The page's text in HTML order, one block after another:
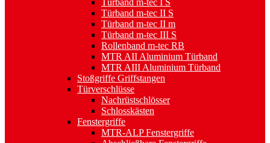
Türband m-tec I S
Türband m-tec II S
Türband m-tec II m
Türband m-tec III S
Rollenband m-tec RB
MTR AII Aluminium Türband
MTR AIII Aluminium Türband
Stoßgriffe Griffstangen
Türverschlüsse
Nachrüstschlösser
Schlosskästen
Fenstergriffe
MTR-ALP Fenstergriffe